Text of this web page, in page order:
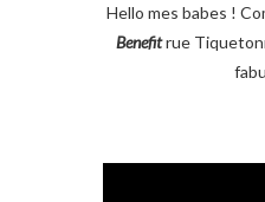
Hello mes babes !
Benefitrue